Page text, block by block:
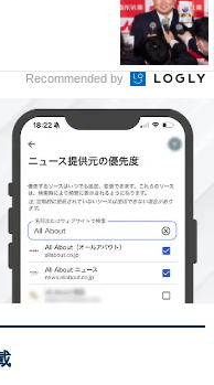
「プラモニュメン
Recommended by